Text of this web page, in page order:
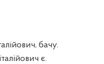
бачу.
є.